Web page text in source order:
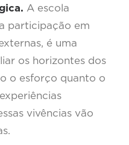
A escola
participação em
é uma
os horizontes dos
o esforço quanto o
vivências vão